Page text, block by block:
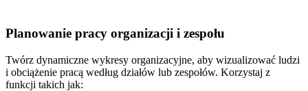
Planowanie pracy organizacji i zespołu
Twórz dynamiczne wykresy organizacyjne, aby wizualizować ludzi
i obciążenie pracą według działów lub zespołów. Korzystaj z
funkcji takich jak: